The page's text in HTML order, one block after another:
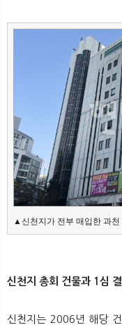
▲신천지가 전부 매입한 과천
신천지 총회 건물과 1심
신천지는 2006년 해당